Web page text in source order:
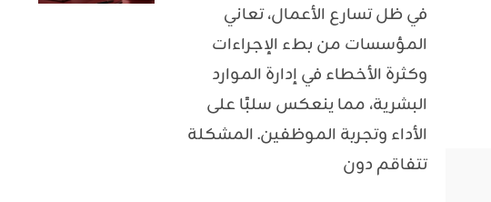
في ظل تسارع الأعمال، تعاني
المؤسسات من بطء الإجراءات
وكثرة الأخطاء في إدارة الموارد
البشرية، مما ينعكس سلبًا على
الأداء وتجربة الموظفين. المشكلة
تتفاقم دون